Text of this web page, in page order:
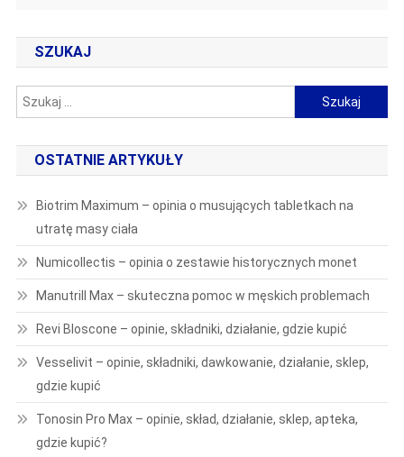
SZUKAJ
Szukaj:
OSTATNIE ARTYKUŁY
Biotrim Maximum – opinia o musujących tabletkach na
utratę masy ciała
Numicollectis – opinia o zestawie historycznych monet
Manutrill Max – skuteczna pomoc w męskich problemach
Revi Bloscone – opinie, składniki, działanie, gdzie kupić
Vesselivit – opinie, składniki, dawkowanie, działanie, sklep,
gdzie kupić
Tonosin Pro Max – opinie, skład, działanie, sklep, apteka,
gdzie kupić?